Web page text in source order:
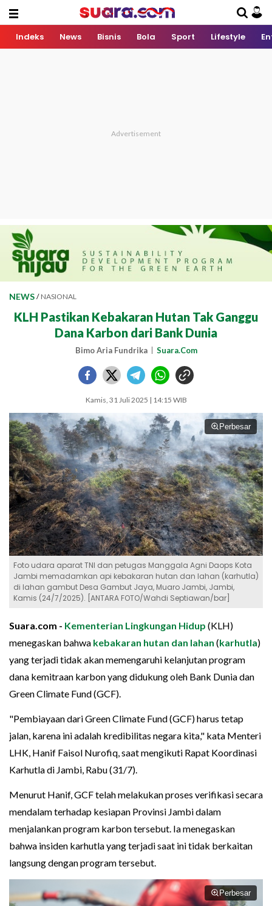
Indeks News Bisnis Bola Sport Lifestyle
NEWS / NASIONAL
KLH Pastikan Kebakaran Hutan Tak Ganggu
Dana Karbon dari Bank Dunia
Bimo Aria Fundrika Suara.Com
Kamis, 31 Juli 2025 | 14:15 WIB
Perbesar
Foto udara aparat TNI dan petugas Manggala Agni Daops Kota
Jambi memadamkan api kebakaran hutan dan lahan (karhutla)
di lahan gambut Desa Gambut Jaya, Muaro Jambi, Jambi,
Kamis (24/7/2025). [ANTARA FOTO/Wahdi Septiawan/bar]
Suara.com - Kementerian Lingkungan Hidup (KLH)
menegaskan bahwa kebakaran hutan dan lahan (karhutla)
yang terjadi tidak akan memengaruhi kelanjutan program
dana kemitraan karbon yang didukung oleh Bank Dunia dan
Green Climate Fund (GCF).
"Pembiayaan dari Green Climate Fund (GCF) harus tetap
jalan, karena ini adalah kredibilitas negara kita," kata Menteri
LHK, Hanif Faisol Nurofiq, saat mengikuti Rapat Koordinasi
Karhutla di Jambi, Rabu (31/7).
Menurut Hanif, GCF telah melakukan proses verifikasi secara
mendalam terhadap kesiapan Provinsi Jambi dalam
menjalankan program karbon tersebut. Ia menegaskan
bahwa insiden karhutla yang terjadi saat ini tidak berkaitan
langsung dengan program tersebut.
Perbesar